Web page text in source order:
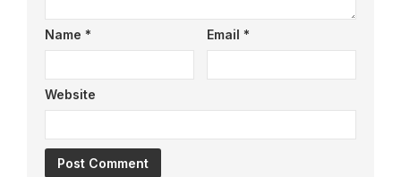
Name * Email *
Website